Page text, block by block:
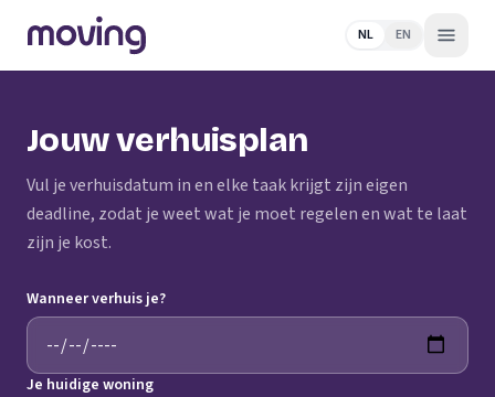
NL EN
Jouw verhuisplan
Vul je verhuisdatum in en elke taak krijgt zijn eigen
deadline, zodat je weet wat je moet regelen en wat te laat
zijn je kost.
Wanneer verhuis je?
Je huidige woning